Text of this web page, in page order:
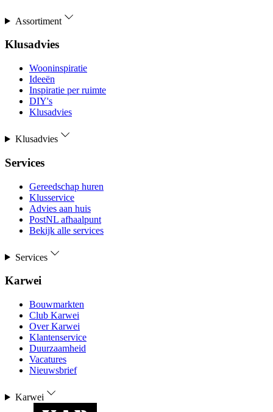
Assortiment
Klusadvies
Wooninspiratie
Ideeën
Inspiratie per ruimte
DIY's
Klusadvies
Klusadvies
Services
Gereedschap huren
Klusservice
Advies aan huis
PostNL afhaalpunt
Bekijk alle services
Services
Karwei
Bouwmarkten
Club Karwei
Over Karwei
Klantenservice
Duurzaamheid
Vacatures
Nieuwsbrief
Karwei